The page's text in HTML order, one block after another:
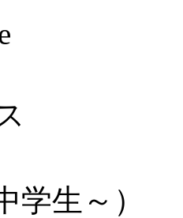
学生～）